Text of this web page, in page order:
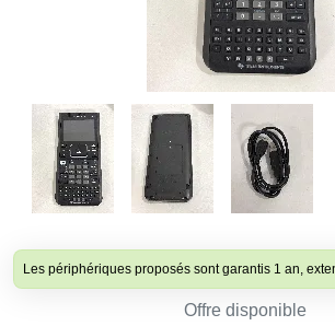
Les périphériques proposés sont garantis 1 an,
Offre disponible